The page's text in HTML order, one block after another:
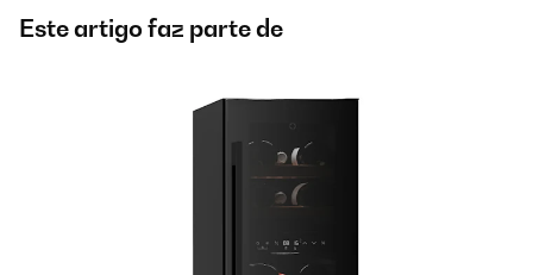
Este artigo faz parte de